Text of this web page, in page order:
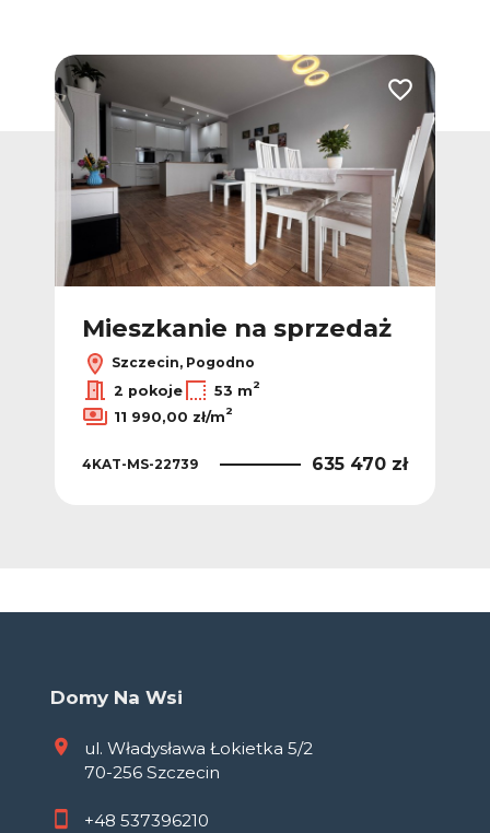
Dodaj do ulubionych Dodaj do
Mieszkanie na sprzedaż
Szczecin, Pogodno
2 pokoje
53 m2
11 990,00 zł/m2
4KAT-MS-22739 635 470 zł
Domy Na Wsi
ul. Władysława Łokietka 5/2
70-256 Szczecin
+48 537396210